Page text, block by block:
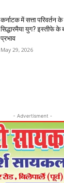
कर्नाटक में सत्ता परिवर्तन
सिद्धारमैया युग? इस्तीफे के
प्रभाव
May 29, 2026
- Advertisment -